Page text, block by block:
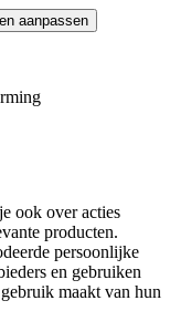
aanpassen
ook over acties
producten.
persoonlijke
en gebruiken
maakt van hun